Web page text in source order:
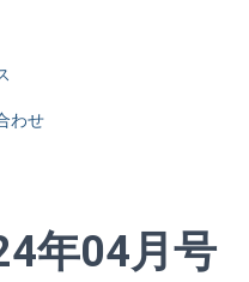
わせ
年04月号